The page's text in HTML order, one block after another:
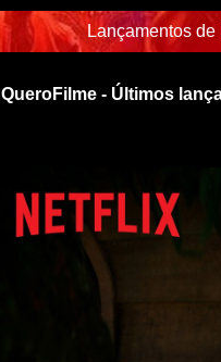
Lançamentos de
QueroFilme - Últimos